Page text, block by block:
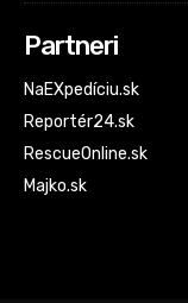
Partneri
NaEXpedíciu.sk
Reportér24.sk
RescueOnline.sk
Majko.sk